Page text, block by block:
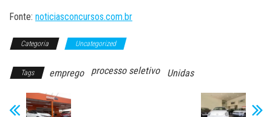
Fonte: noticiasconcursos.com.br
Categoria Uncategorized
Tags emprego processo seletivo Unidas